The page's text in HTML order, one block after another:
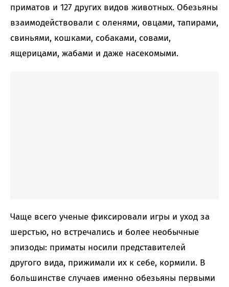
приматов и 127 других видов животных. Обезьяны
взаимодействовали с оленями, овцами, тапирами,
свиньями, кошками, собаками, совами,
ящерицами, жабами и даже насекомыми.
Чаще всего ученые фиксировали игры и уход за
шерстью, но встречались и более необычные
эпизоды: приматы носили представителей
другого вида, прижимали их к себе, кормили. В
большинстве случаев именно обезьяны первыми